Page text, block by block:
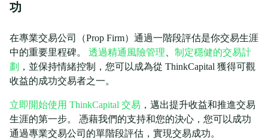
功
在專業交易公司（Prop Firm）通過一階段評估是你交易生涯
中的重要里程碑。 透過精通風險管理
制定穩健的交易計
劃 ，並保持情緒控制，您可以成為從 ThinkCapital 獲得可觀
收益的成功交易者之一。
立即開始使用 ThinkCapital 交易 ，邁出提升收益和推進交易
生涯的第一步。 憑藉我們的支持和您的決心，您可以成功
通過專業交易公司的單階段評估，實現交易成功。